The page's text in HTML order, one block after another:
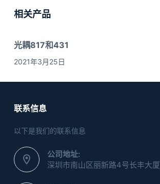
相关产品
光耦817和431
2021年3月25日
联系信息
以下是我们的联系信息
公司地址:
深圳市南山区丽新路4号长丰大